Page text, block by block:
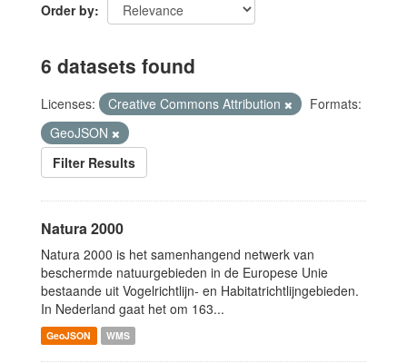
Order by
6 datasets found
Licenses: Creative Commons Attribution
Formats:
GeoJSON
Filter Results
Natura 2000
Natura 2000 is het samenhangend netwerk van
beschermde natuurgebieden in de Europese Unie
bestaande uit Vogelrichtlijn- en Habitatrichtlijngebieden.
In Nederland gaat het om 163...
GeoJSON WMS